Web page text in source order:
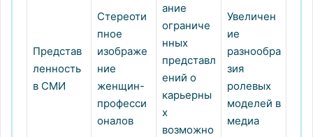
Представ
ленность
в СМИ
Стереоти
пное
изображе
ние
женщин-
професси
оналов
ание
ограниче
нных
представл
ений о
карьерны
х
возможно
Увеличен
ие
разнообра
зия
ролевых
моделей в
медиа